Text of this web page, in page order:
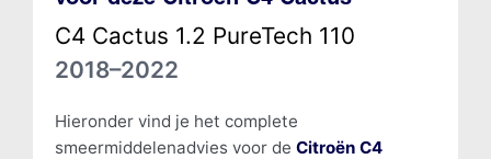
C4 Cactus 1.2 PureTech 110
2018–2022
Hieronder vind je het complete
smeermiddelenadvies voor de Citroën C4